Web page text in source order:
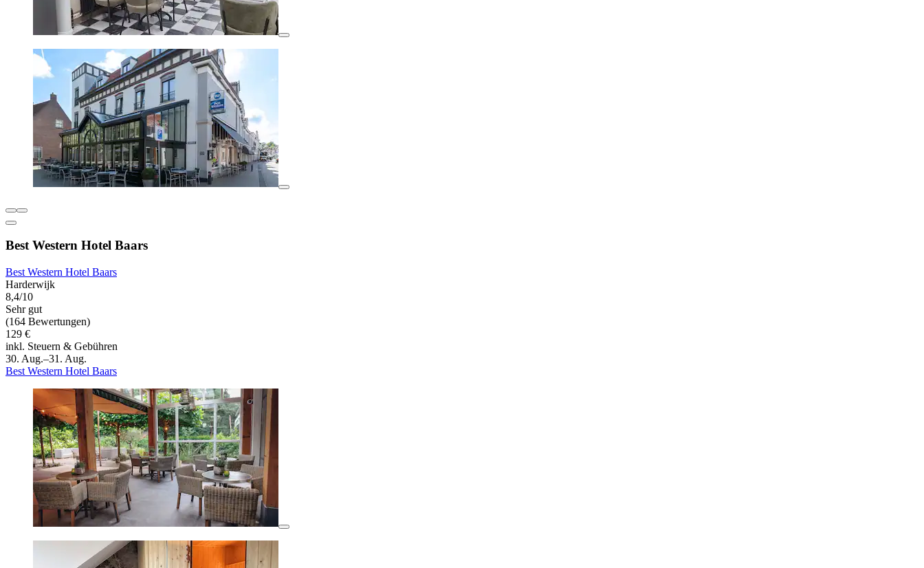
Best Western Hotel Baars
Best Western Hotel Baars
Harderwijk
8,4/10
Sehr gut
(164 Bewertungen)
129 €
inkl. Steuern & Gebühren
30. Aug.–31. Aug.
Best Western Hotel Baars